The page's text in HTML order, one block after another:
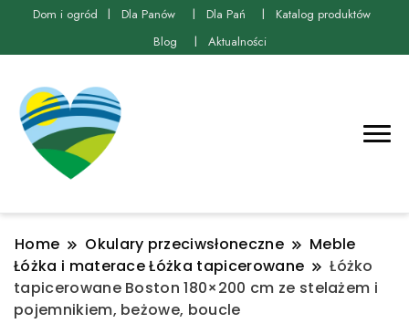
Dom i ogród Dla Panów Dla Pań
Katalog produktów
Blog
Aktualności
Home Okulary przeciwsłoneczne
Meble
Łóżka i materace Łóżka tapicerowane
Łóżko
tapicerowane Boston 180×200 cm ze stelażem i
pojemnikiem, beżowe, boucle